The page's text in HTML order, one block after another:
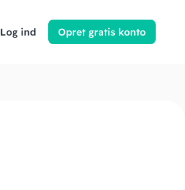
Log ind Opret gratis konto